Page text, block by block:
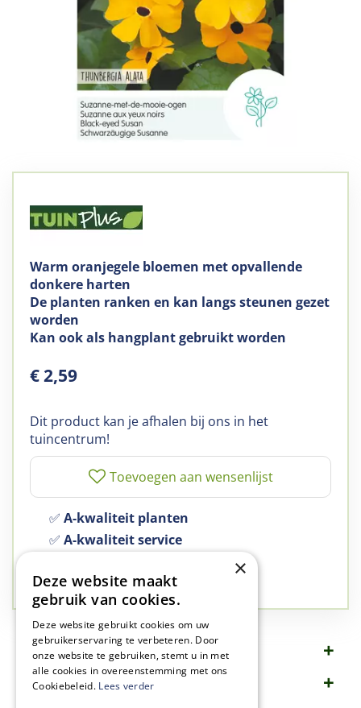
Warm oranjegele bloemen met opvallende
donkere harten
De planten ranken en kan langs steunen gezet
worden
Kan ook als hangplant gebruikt worden
€2,59
Dit product kan je afhalen bij ons in het
tuincentrum!
✅ A-kwaliteit planten
✅ A-kwaliteit service
✅Groen, dat is wat we doen
Omschrijving
Specificaties
×
Deze website maakt
gebruik van cookies.
Deze website gebruikt cookies om uw
gebruikerservaring te verbeteren. Door
onze website te gebruiken, stemt u in met
alle cookies in overeenstemming met ons
Cookiebeleid. Lees verder